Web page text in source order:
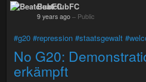
BeatclubFC
9 years ago – Public
#g20 #repression #staatsgewalt
No G20:
erkämpft